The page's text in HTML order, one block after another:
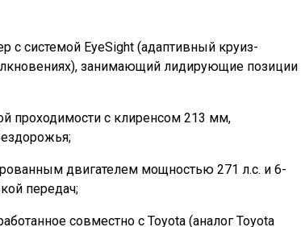
с системой EyeSight (адаптивный круиз-
занимающий лидирующие позиции
проходимости с клиренсом 213 мм,
двигателем мощностью 271 л.с. и 6-
передач;
совместно с Toyota (аналог Toyota